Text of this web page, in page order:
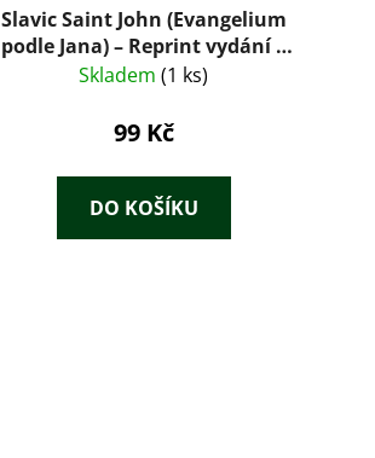
Slavic Saint John (Evangelium
podle Jana) – Reprint vydání z
roku 1915
Skladem(1 ks)
99 Kč
DO KOŠÍKU